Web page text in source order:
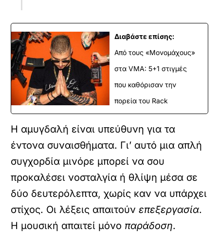
Διαβάστε επίσης:
Από τους «Μονομάχους»
στα VMA: 5+1 στιγμές
που καθόρισαν την
πορεία του Rack
Η αμυγδαλή είναι υπεύθυνη για τα
έντονα συναισθήματα. Γι’ αυτό μια απλή
συγχορδία μινόρε μπορεί να σου
προκαλέσει νοσταλγία ή θλίψη μέσα σε
δύο δευτερόλεπτα, χωρίς καν να υπάρχει
στίχος. Οι λέξεις απαιτούνεπεξεργασία.
Η μουσική απαιτεί μόνο παράδοση.